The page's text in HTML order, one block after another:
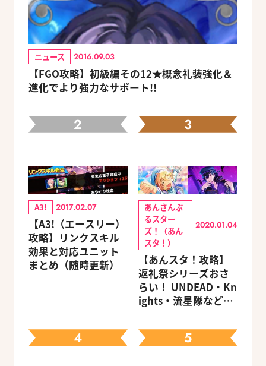
ニュース 2016.09.03
【FGO攻略】初級編その12★概念礼装強化＆
進化でより強力なサポート!!
2
A3! 2017.02.07
【A3!（エースリー）
攻略】リンクスキル
効果と対応ユニット
まとめ（随時更新）
3
あんさんぶ
るスター
ズ！（あん
スタ！）
2020.01.04
【あんスタ！攻略】
返礼祭シリーズおさ
らい！ UNDEAD・Kn
ights・流星隊など、
ェック
4 5